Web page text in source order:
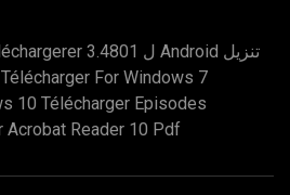
Vidmate Hd Video Téléchargerer 3.4801 ل Android تنزيل
For Windows 7
10 Télécharger Episodes
Acrobat Reader 10 Pdf